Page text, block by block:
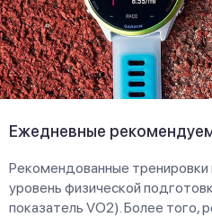
Ежедневные
Рекомендованные
уровень физической
показатель VO2). Более того,